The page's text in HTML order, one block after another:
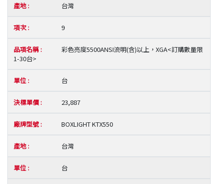
台灣
9
彩色亮度5500ANSI流明(含)以上，XGA<訂購數量限
1-30台>
台
23,887
BOXLIGHT KTX550
台灣
台